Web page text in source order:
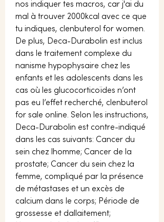
nos indiquer tes macros, car j'ai du
mal à trouver 2000kcal avec ce que
tu indiques, clenbuterol for women.
De plus, Deca-Durabolin est inclus
dans le traitement complexe du
nanisme hypophysaire chez les
enfants et les adolescents dans les
cas où les glucocorticoïdes n’ont
pas eu l’effet recherché, clenbuterol
for sale online. Selon les instructions,
Deca-Durabolin est contre-indiqué
dans les cas suivants: Cancer du
sein chez lhomme; Cancer de la
prostate; Cancer du sein chez la
femme, compliqué par la présence
de métastases et un excès de
calcium dans le corps; Période de
grossesse et dallaitement;